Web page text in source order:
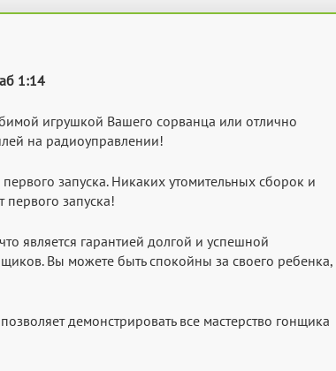
1:14
игрушкой Вашего сорванца или отлично
на радиоуправлении!
запуска. Никаких утомительных сборок и
первого запуска!
является гарантией долгой и успешной
Вы можете быть спокойны за своего ребенка,
демонстрировать все мастерство гонщика